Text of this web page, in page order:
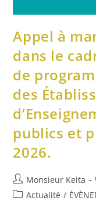
Appel à
dans le
de
des
publics et
2026.
Monsieur Keita
Actualité /